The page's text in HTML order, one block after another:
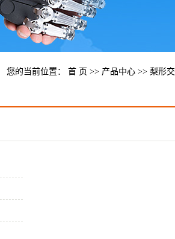
您的当前位置： 首 页 >> 产品中心 >> 梨形